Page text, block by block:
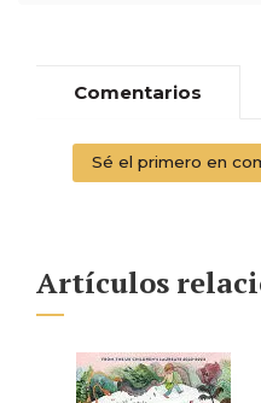
Comentarios
Sé el primero en
Artículos